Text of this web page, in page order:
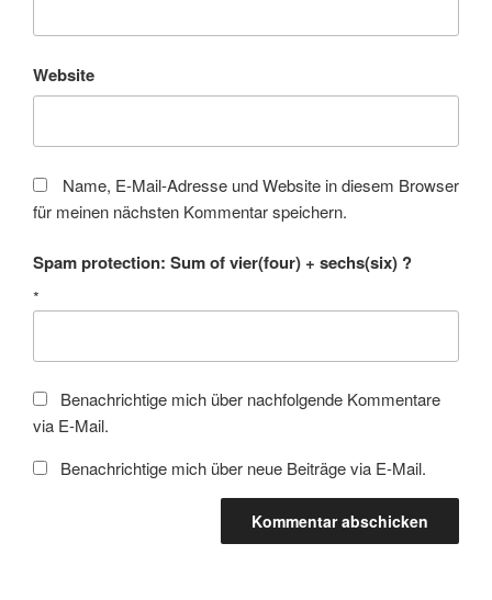
Website
Name, E-Mail-Adresse und Website in diesem Browser
für meinen nächsten Kommentar speichern.
Spam protection: Sum of vier(four) + sechs(six) ?
*
Benachrichtige mich über nachfolgende Kommentare
via E-Mail.
Benachrichtige mich über neue Beiträge via E-Mail.